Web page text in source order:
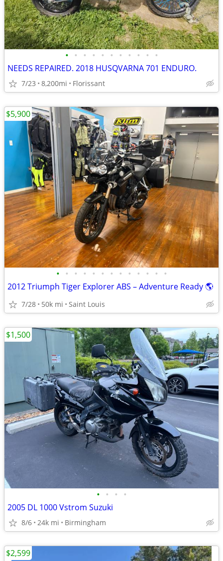
• • • • • • • • • • •
NEEDS REPAIRED. 2018 HUSQVARNA 701 ENDURO.
7/23 8,200mi Florissant
• • • • • • • • • • • • •
2012 Triumph Tiger Explorer ABS – Adventure Ready 🌎
7/28 50k mi Saint Louis
$5,900
• • • •
2005 DL 1000 Vstrom Suzuki
8/6 24k mi Birmingham
$1,500
$2,599